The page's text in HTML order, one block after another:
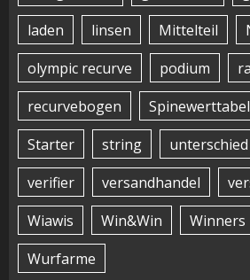
laden
linsen Mittelteil
olympic recurve
podium
recurvebogen
Starter
string unterschied
verifier
versandhandel
Wiawis
Win&Win Winners
Wurfarme